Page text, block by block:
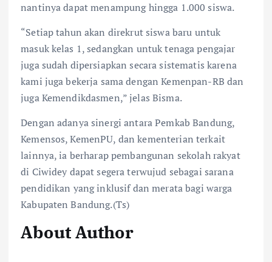
nantinya dapat menampung hingga 1.000 siswa.
“Setiap tahun akan direkrut siswa baru untuk
masuk kelas 1, sedangkan untuk tenaga pengajar
juga sudah dipersiapkan secara sistematis karena
kami juga bekerja sama dengan Kemenpan-RB dan
juga Kemendikdasmen,” jelas Bisma.
Dengan adanya sinergi antara Pemkab Bandung,
Kemensos, KemenPU, dan kementerian terkait
lainnya, ia berharap pembangunan sekolah rakyat
di Ciwidey dapat segera terwujud sebagai sarana
pendidikan yang inklusif dan merata bagi warga
Kabupaten Bandung.(Ts)
About Author